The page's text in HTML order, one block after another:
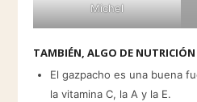
Michel
TAMBIÉN, ALGO DE NUTRICIÓN
El gazpacho es una buena
la vitamina C, la A y la E.